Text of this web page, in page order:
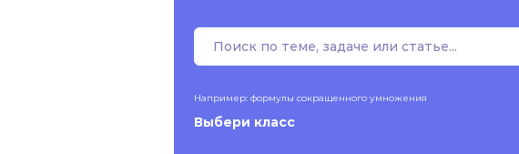
Например: формулы сокращенного умножения
Выбери класс